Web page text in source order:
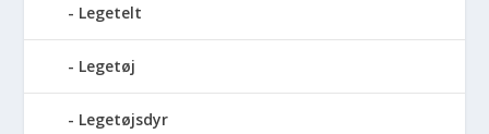
Legetelt
Legetøj
Legetøjsdyr